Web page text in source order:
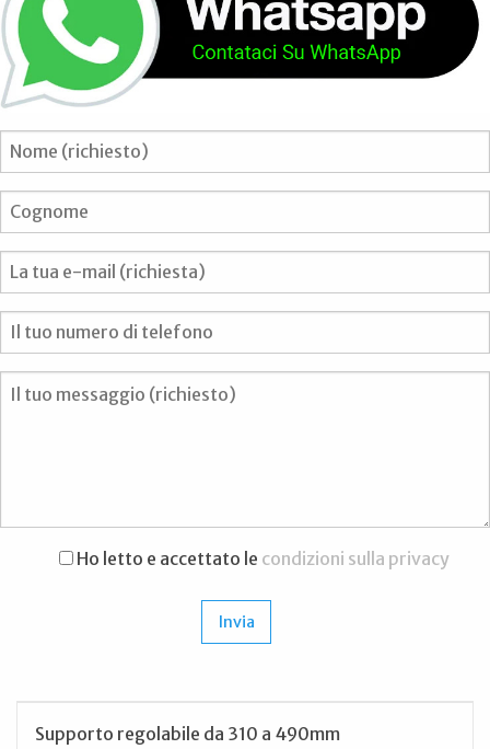
Ho letto e accettato le condizioni sulla privacy
Supporto regolabile da 310 a 490mm